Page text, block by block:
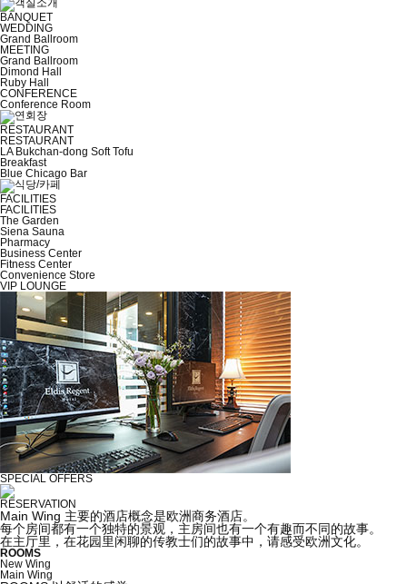
BANQUET
WEDDING
Grand Ballroom
MEETING
Grand Ballroom
Dimond Hall
Ruby Hall
CONFERENCE
Conference Room
RESTAURANT
RESTAURANT
LA Bukchan-dong Soft Tofu
Breakfast
Blue Chicago Bar
FACILITIES
FACILITIES
The Garden
Siena Sauna
Pharmacy
Business Center
Fitness Center
Convenience Store
VIP LOUNGE
SPECIAL OFFERS
RESERVATION
Main Wing 主要的酒店概念是欧洲商务酒店。
每个房间都有一个独特的景观，主房间也有一个有趣而不同的故事。
在主厅里，在花园里闲聊的传教士们的故事中，请感受欧洲文化。
ROOMS
New Wing
Main Wing